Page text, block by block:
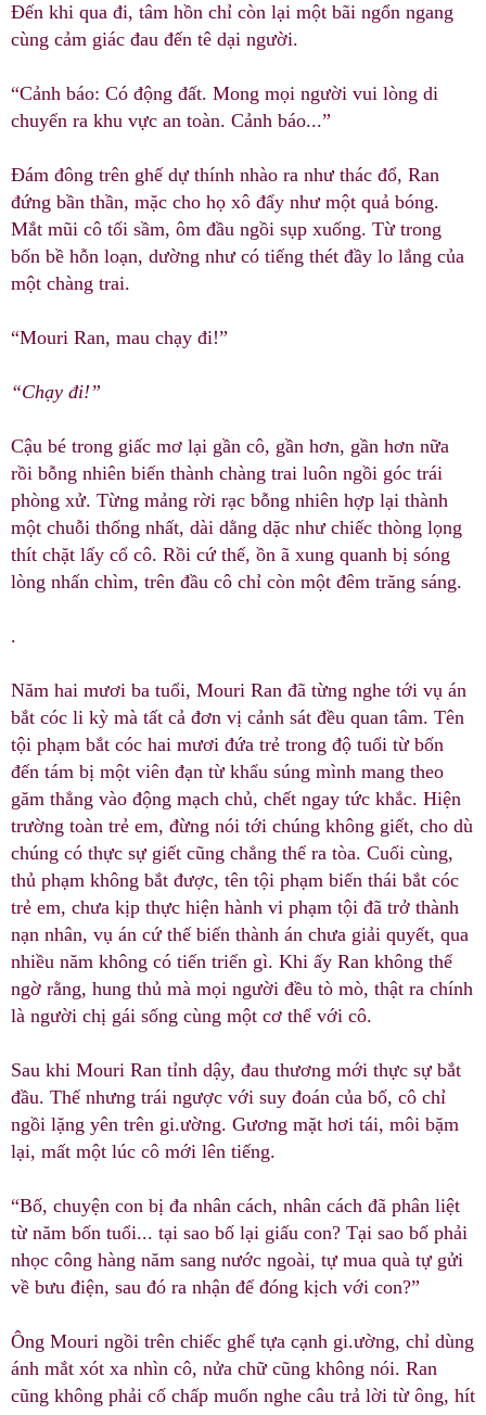
Đến khi qua đi, tâm hồn chỉ còn lại một bãi ngổn ngang
cùng cảm giác đau đến tê dại người.
“Cảnh báo: Có động đất. Mong mọi người vui lòng di
chuyển ra khu vực an toàn. Cảnh báo...”
Đám đông trên ghế dự thính nhào ra như thác đổ, Ran
đứng bần thần, mặc cho họ xô đẩy như một quả bóng.
Mắt mũi cô tối sầm, ôm đầu ngồi sụp xuống. Từ trong
bốn bề hỗn loạn, dường như có tiếng thét đầy lo lắng của
một chàng trai.
“Mouri Ran, mau chạy đi!”
“Chạy đi!”
Cậu bé trong giấc mơ lại gần cô, gần hơn, gần hơn nữa
rồi bỗng nhiên biến thành chàng trai luôn ngồi góc trái
phòng xử. Từng mảng rời rạc bỗng nhiên hợp lại thành
một chuỗi thống nhất, dài dằng dặc như chiếc thòng lọng
thít chặt lấy cổ cô. Rồi cứ thế, ồn ã xung quanh bị sóng
lòng nhấn chìm, trên đầu cô chỉ còn một đêm trăng sáng.
.
Năm hai mươi ba tuổi, Mouri Ran đã từng nghe tới vụ án
bắt cóc li kỳ mà tất cả đơn vị cảnh sát đều quan tâm. Tên
tội phạm bắt cóc hai mươi đứa trẻ trong độ tuổi từ bốn
đến tám bị một viên đạn từ khẩu súng mình mang theo
găm thẳng vào động mạch chủ, chết ngay tức khắc. Hiện
trường toàn trẻ em, đừng nói tới chúng không giết, cho dù
chúng có thực sự giết cũng chẳng thể ra tòa. Cuối cùng,
thủ phạm không bắt được, tên tội phạm biến thái bắt cóc
trẻ em, chưa kịp thực hiện hành vi phạm tội đã trở thành
nạn nhân, vụ án cứ thế biến thành án chưa giải quyết, qua
nhiều năm không có tiến triển gì. Khi ấy Ran không thể
ngờ rằng, hung thủ mà mọi người đều tò mò, thật ra chính
là người chị gái sống cùng một cơ thể với cô.
Sau khi Mouri Ran tỉnh dậy, đau thương mới thực sự bắt
đầu. Thế nhưng trái ngược với suy đoán của bố, cô chỉ
ngồi lặng yên trên gi.ường. Gương mặt hơi tái, môi bặm
lại, mất một lúc cô mới lên tiếng.
“Bố, chuyện con bị đa nhân cách, nhân cách đã phân liệt
từ năm bốn tuổi... tại sao bố lại giấu con? Tại sao bố phải
nhọc công hàng năm sang nước ngoài, tự mua quà tự gửi
về bưu điện, sau đó ra nhận để đóng kịch với con?”
Ông Mouri ngồi trên chiếc ghế tựa cạnh gi.ường, chỉ dùng
ánh mắt xót xa nhìn cô, nửa chữ cũng không nói. Ran
cũng không phải cố chấp muốn nghe câu trả lời từ ông, hít